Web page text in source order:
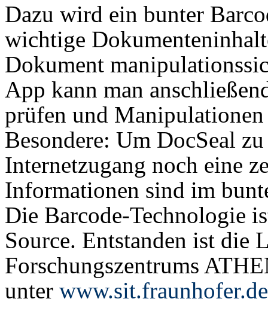
Dazu wird ein bunter
wichtige
Dokument
App kann man
prüfen und
Besondere: Um DocSeal
Internetzugang noch eine
Informationen sind im
Die Barcode-Technologie
Source. Entstanden ist die
Forschungszentrums
unter